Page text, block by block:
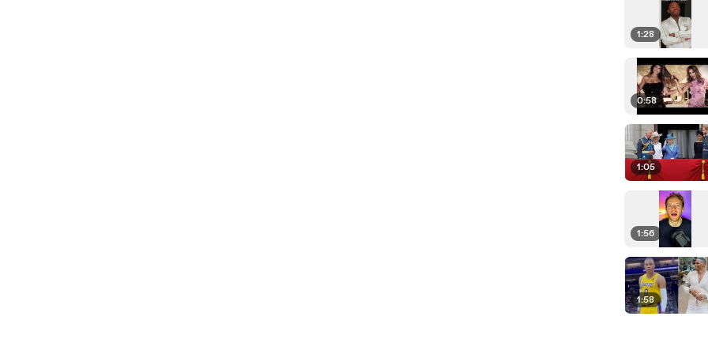
1:28
0:58
1:05
1:56
1:58